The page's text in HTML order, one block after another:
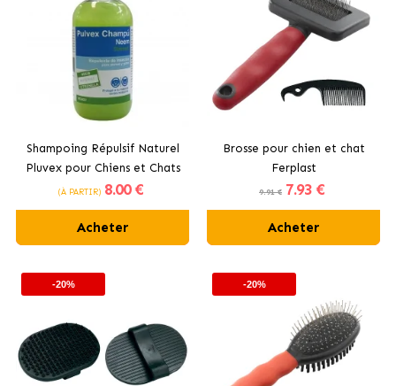
Shampoing Répulsif Naturel
Pluvex pour Chiens et Chats
Stangest
(À PARTIR) 8.00 €
Acheter
Brosse pour chien et chat
Ferplast
9.91 € 7.93 €
Acheter
-20% -20%